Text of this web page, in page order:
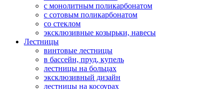
с монолитным поликарбонатом
с сотовым поликарбонатом
со стеклом
эксклюзивные козырьки, навесы
Лестницы
винтовые лестницы
в бассейн, пруд, купель
лестницы на больцах
эксклюзивный дизайн
лестницы на косоурах